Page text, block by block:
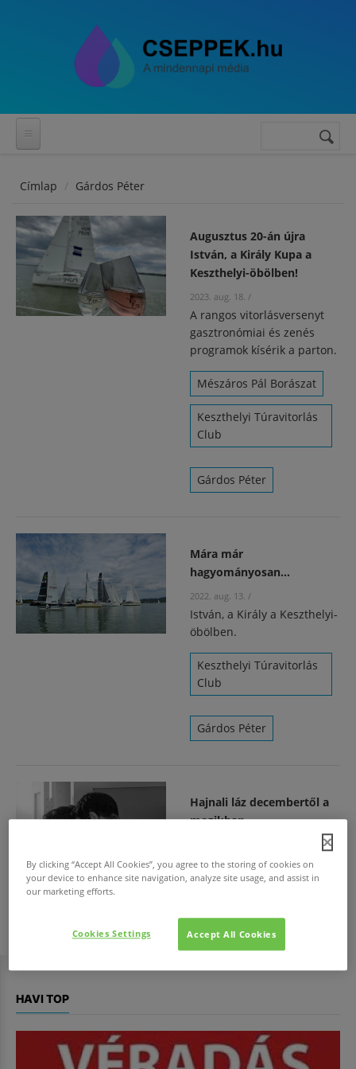
Keresés
Címlap Gárdos Péter
Augusztus 20-án újra
István, a Király Kupa a
Keszthelyi-öbölben!
2023. aug. 18. /
A rangos vitorlásversenyt
gasztronómiai és zenés
programok kísérik a parton.
Mészáros Pál Borászat
Keszthelyi Túravitorlás
Club
Gárdos Péter
Mára már
hagyományosan…
2022. aug. 13. /
István, a Király a Keszthelyi-
öbölben.
Keszthelyi Túravitorlás
Club
Gárdos Péter
Hajnali láz decembertől a
mozikban
A vadonatúj előzetes már
most látható!
HAVI TOP
By clicking “Accept All Cookies”, you agree to the storing of cookies on
your device to enhance site navigation, analyze site usage, and assist in
our marketing efforts.
Accept All Cookies
Cookies Settings